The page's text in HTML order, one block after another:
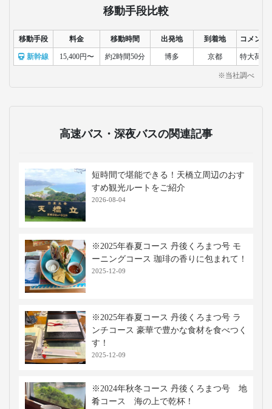
移動手段比較
移動手段 料金 移動時間 出発地 到着地 コメント
新幹線 15,400円〜 約2時間50分 博多 京都 特大荷物
※当社調べ
高速バス・深夜バスの関連記事
短時間で堪能できる！天橋立周辺のおす
すめ観光ルートをご紹介
2026-08-04
※2025年春夏コース 丹後くろまつ号 モ
ーニングコース 珈琲の香りに包まれて！
2025-12-09
※2025年春夏コース 丹後くろまつ号 ラ
ンチコース 豪華で豊かな食材を食べつく
す！
2025-12-09
※2024年秋冬コース 丹後くろまつ号 地
肴コース 海の上で乾杯！